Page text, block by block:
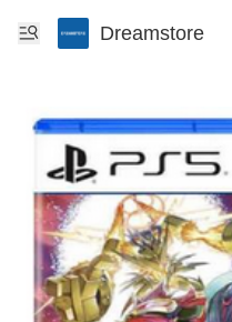
Dreamstore